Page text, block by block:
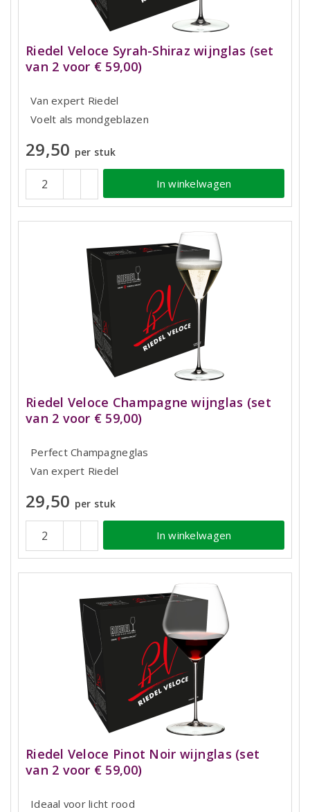
Riedel Veloce Syrah-Shiraz wijnglas (set
van 2 voor € 59,00)
Van expert Riedel
Voelt als mondgeblazen
29,50 per stuk
In winkelwagen
Riedel Veloce Champagne wijnglas (set
van 2 voor € 59,00)
Perfect Champagneglas
Van expert Riedel
29,50 per stuk
In winkelwagen
Riedel Veloce Pinot Noir wijnglas (set
van 2 voor € 59,00)
Ideaal voor licht rood